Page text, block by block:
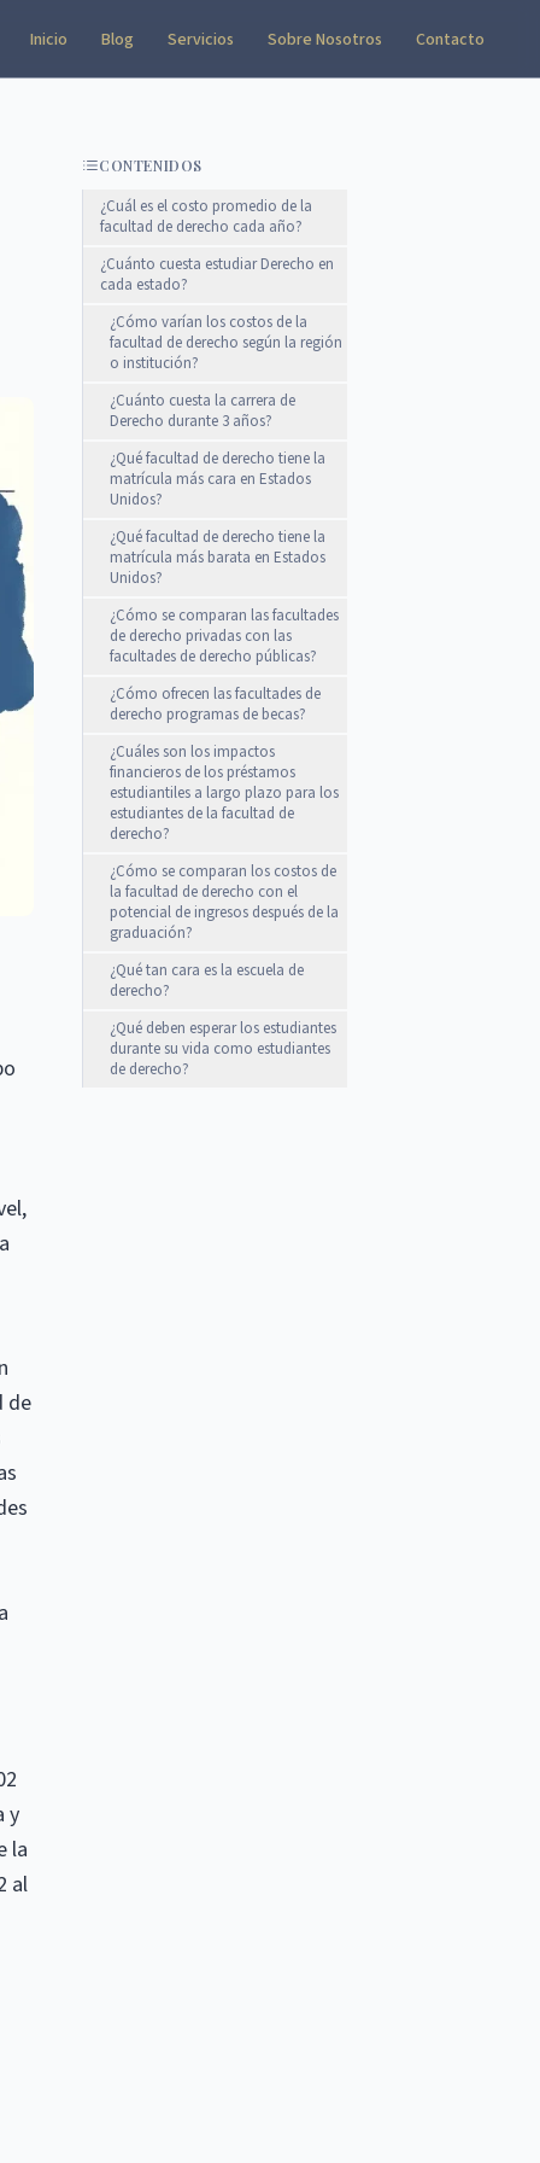
Inicio Blog Servicios Sobre Nosotros Contacto
de
y
la
al
CONTENIDOS
¿Cuál es el costo promedio de la
facultad de derecho cada año?
¿Cuánto cuesta estudiar Derecho en
cada estado?
¿Cómo varían los costos de la
facultad de derecho según la región
o institución?
¿Cuánto cuesta la carrera de
Derecho durante 3 años?
¿Qué facultad de derecho tiene la
matrícula más cara en Estados
Unidos?
¿Qué facultad de derecho tiene la
matrícula más barata en Estados
Unidos?
¿Cómo se comparan las facultades
de derecho privadas con las
facultades de derecho públicas?
¿Cómo ofrecen las facultades de
derecho programas de becas?
¿Cuáles son los impactos
financieros de los préstamos
estudiantiles a largo plazo para los
estudiantes de la facultad de
derecho?
¿Cómo se comparan los costos de
la facultad de derecho con el
potencial de ingresos después de la
graduación?
¿Qué tan cara es la escuela de
derecho?
¿Qué deben esperar los estudiantes
durante su vida como estudiantes
de derecho?